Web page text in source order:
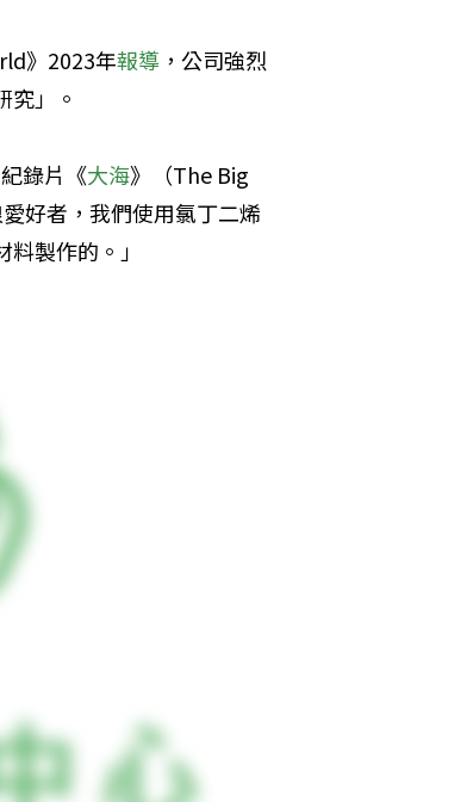
》2023年報導 ，公司強烈
究」。
錄片《大海》（The Big
好者，我們使用氯丁二烯
製作的。」